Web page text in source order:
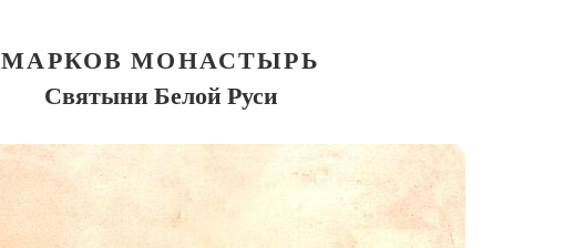
МАРКОВ МОНАСТЫРЬ
Святыни Белой Руси